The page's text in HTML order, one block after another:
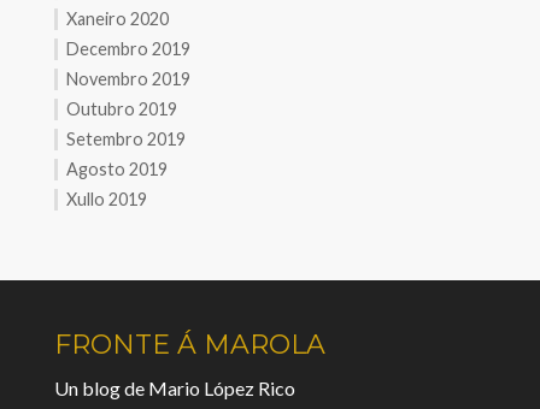
Xaneiro 2020
Decembro 2019
Novembro 2019
Outubro 2019
Setembro 2019
Agosto 2019
Xullo 2019
FRONTE Á MAROLA
Un blog de Mario López Rico